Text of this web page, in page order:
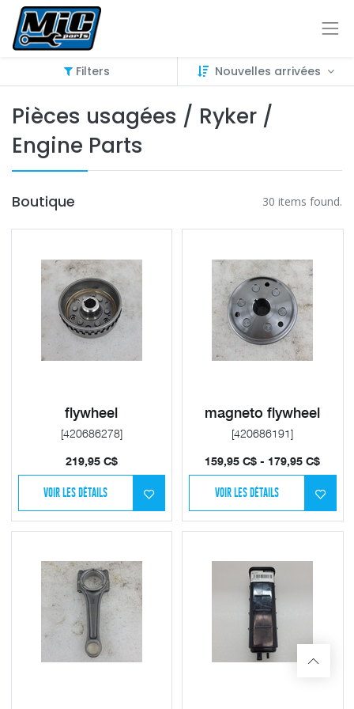
Filters Nouvelles arrivées
Pièces usagées / Ryker /
Engine Parts
Boutique 30 items found.
flywheel
[420686278]
219,95C$
VOIR LES DÉTAILS
magneto flywheel
[420686191]
159,95 C$- 179,95 C$
VOIR LES DÉTAILS